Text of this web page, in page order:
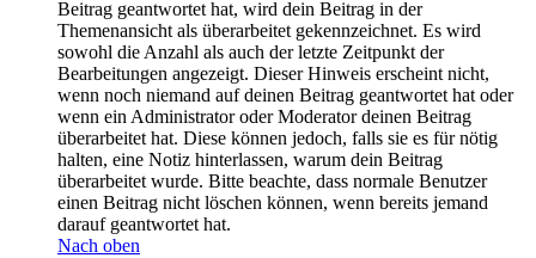
Beitrag geantwortet hat, wird dein Beitrag in der
Themenansicht als überarbeitet gekennzeichnet. Es wird
sowohl die Anzahl als auch der letzte Zeitpunkt der
Bearbeitungen angezeigt. Dieser Hinweis erscheint nicht,
wenn noch niemand auf deinen Beitrag geantwortet hat oder
wenn ein Administrator oder Moderator deinen Beitrag
überarbeitet hat. Diese können jedoch, falls sie es für nötig
halten, eine Notiz hinterlassen, warum dein Beitrag
überarbeitet wurde. Bitte beachte, dass normale Benutzer
einen Beitrag nicht löschen können, wenn bereits jemand
darauf geantwortet hat.
Nach oben